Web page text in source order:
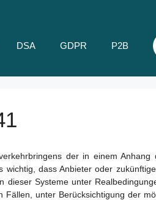
DSA GDPR P2B
der in einem Anhang
wichtig, dass Anbieter oder
dieser Systeme unter
unter Berücksichtigung der